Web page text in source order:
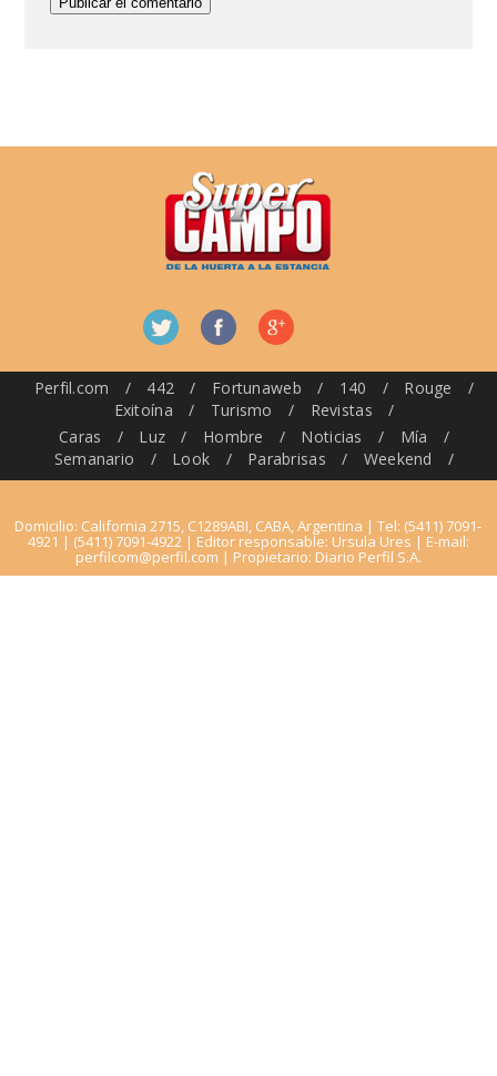
Perfil.com / 442 / Fortunaweb / 140 / Rouge
/
Exitoína
/ Turismo / Revistas
/
Caras
/ Luz / Hombre / Noticias / Mía
/
Semanario
/ Look / Parabrisas / Weekend /
Domicilio: California 2715, C1289ABI, CABA, Argentina | Tel: (5411) 7091-
4921 | (5411) 7091-4922 | Editor responsable: Ursula Ures | E-mail:
perfilcom@perfil.com | Propietario: Diario Perfil S.A.